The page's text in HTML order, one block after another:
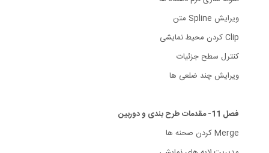
ویرایش Spline متن
Clip کردن محیط نمایشی
کنترل سطح جزئیات
ویرایش چند ضلعی ها
فصل 11- مقدمات طرح بندی و دوربین
Merge کردن صحنه ها